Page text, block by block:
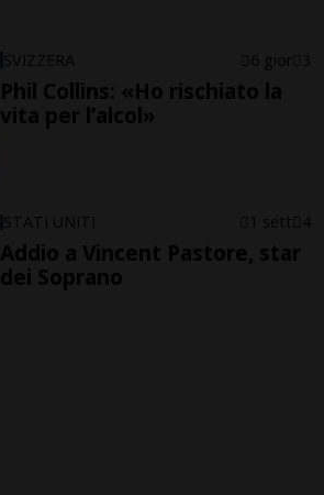
SVIZZERA 6 gior 3
Phil Collins: «Ho rischiato la
vita per l’alcol»
STATI UNITI 1 sett 4
Addio a Vincent Pastore, star
dei Soprano